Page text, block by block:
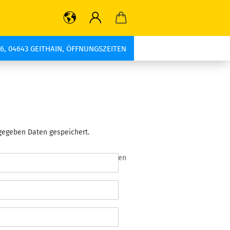
04643 GEITHAIN, ÖFFNUNGSZEITEN
Daten gespeichert.
* notwendige Angaben